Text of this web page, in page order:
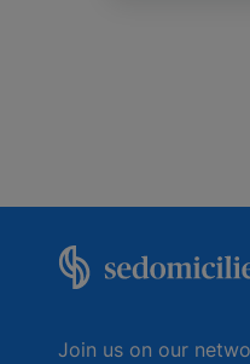
Join us on our